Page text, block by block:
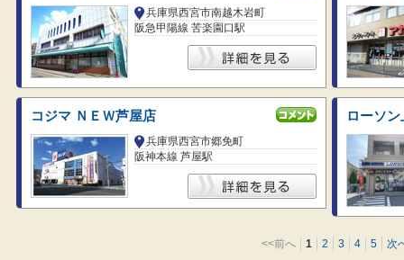
兵庫県西宮市南越木岩町
阪急甲陽線 苦楽園口駅
コジマ ＮＥＷ芦屋店
兵庫県西宮市郷免町
阪神本線 芦屋駅
ローソ
<<前へ 1 2 3 4 5 次